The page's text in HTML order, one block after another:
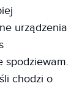
urządzenia
spodziewam.
chodzi o